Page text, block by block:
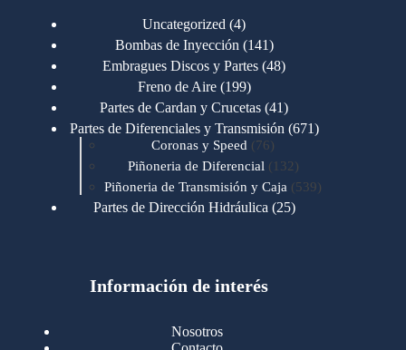
Uncategorized 44
productos
Bombas de Inyección 141141
productos
Embragues Discos y Partes 4848
Freno de Aire 199199
productos
Partes de Cardan y Crucetas 4141
productos
Partes de Diferenciales y Transmisión 671671
Coronas y Speed 7676
productos
Piñoneria de Diferencial 132 132
productos
Piñoneria de Transmisión y Caja 539539
Partes de Dirección Hidráulica 2525
Motores Cummins 723
Cummins B/C 855
Información de interés
Nosotros